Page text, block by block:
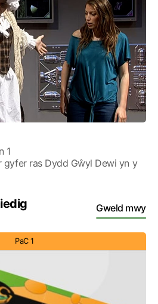
1
gyfer ras Dydd Gŵyl Dewi yn y
Gweld mwy
PaC 1